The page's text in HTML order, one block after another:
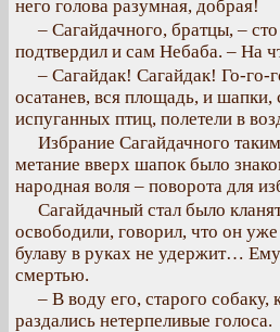
него голова разумная, добрая!
– Сагайдачного, братцы, –
подтвердил и сам Небаба. – На
– Сагайдак! Сагайдак! Го-го-
осатанев, вся площадь, и шапки,
испуганных птиц, полетели в
Избрание Сагайдачного
метание вверх шапок было
народная воля – поворота для
Сагайдачный стал было
освободили, говорил, что он
булаву в руках не удержит…
смертью.
– В воду его, старого собаку,
раздались нетерпеливые голоса.